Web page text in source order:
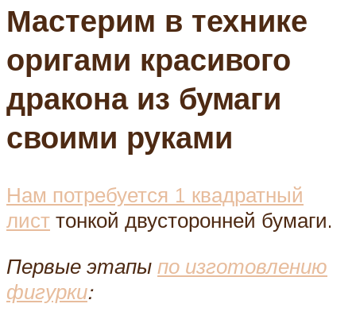
Мастерим в технике
оригами красивого
дракона из бумаги
своими руками
Нам потребуется 1 квадратный
лист тонкой двусторонней бумаги.
Первые этапы по изготовлению
фигурки: